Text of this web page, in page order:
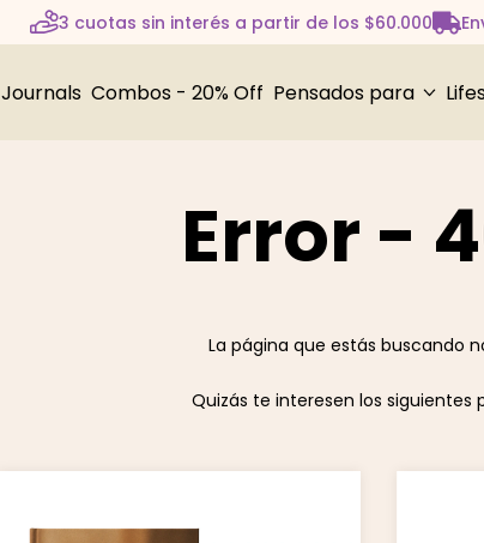
3 cuotas sin interés a partir de los $60.000
Journals Combos - 20% Off Pensados para
Error -
La página que estás buscando
Quizás te interesen los siguientes